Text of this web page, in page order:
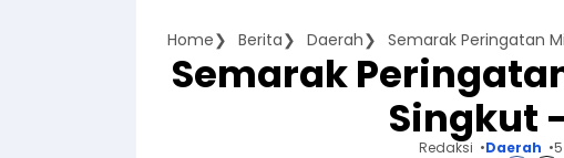
Home Berita Daerah Semarak Peringatan
Semarak
Singkut
Redaksi Daerah